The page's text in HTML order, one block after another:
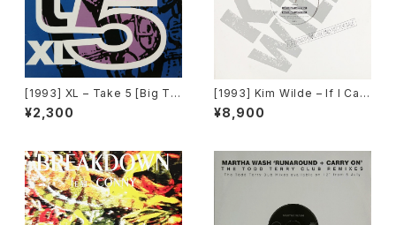
[1993] XL – Take 5 [Big Ti
me International]
¥2,300
[1993] Kim Wilde – If I Ca
n’t Have You [MCA Record
s][PROMO]
¥8,900